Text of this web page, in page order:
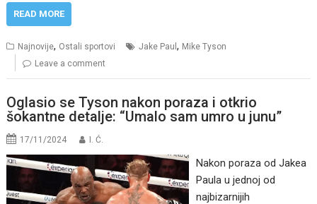
READ MORE
Najnovije, Ostali sportovi Jake Paul, Mike Tyson
Leave a comment
Oglasio se Tyson nakon poraza i otkrio
šokantne detalje: “Umalo sam umro u junu”
17/11/2024 I. Ć.
Nakon poraza od Jakea
Paula u jednoj od
najbizarnijih